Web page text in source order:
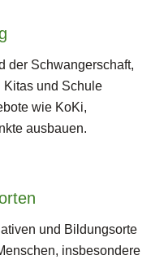
der Schwangerschaft,
Kitas und Schule
wie KoKi,
ausbauen.
und Bildungsorte
insbesondere